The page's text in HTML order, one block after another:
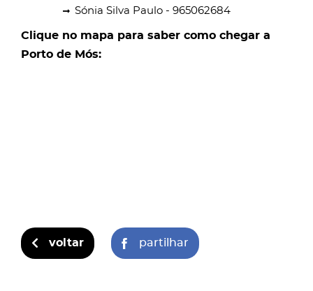
Sónia Silva Paulo - 965062684
Clique no mapa para saber como chegar a
Porto de Mós:
voltar partilhar